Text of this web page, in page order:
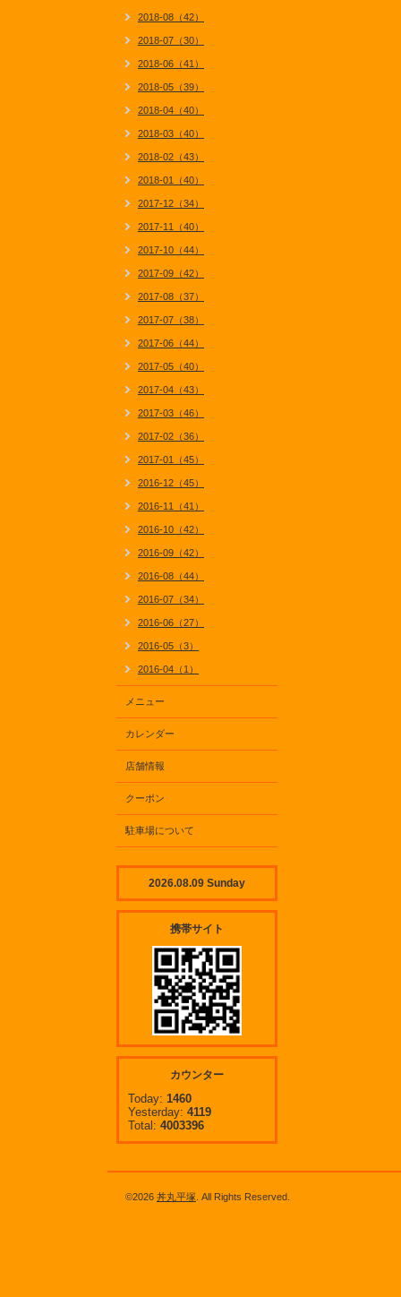
2018-08（42）
2018-07（30）
2018-06（41）
2018-05（39）
2018-04（40）
2018-03（40）
2018-02（43）
2018-01（40）
2017-12（34）
2017-11（40）
2017-10（44）
2017-09（42）
2017-08（37）
2017-07（38）
2017-06（44）
2017-05（40）
2017-04（43）
2017-03（46）
2017-02（36）
2017-01（45）
2016-12（45）
2016-11（41）
2016-10（42）
2016-09（42）
2016-08（44）
2016-07（34）
2016-06（27）
2016-05（3）
2016-04（1）
メニュー
カレンダー
店舗情報
クーポン
駐車場について
2026.08.09 Sunday
携帯サイト
カウンター
Today: 1460
Yesterday: 4119
Total: 4003396
©2026 丼丸平塚 . All Rights Reserved.